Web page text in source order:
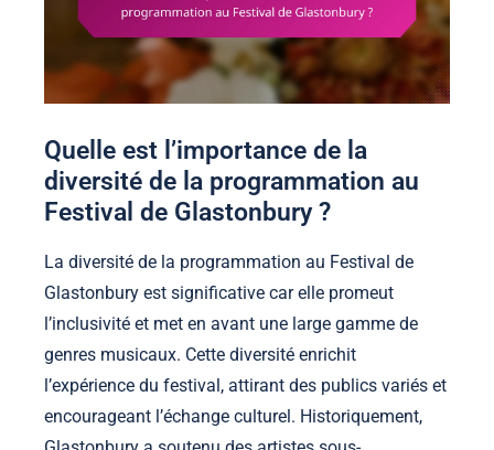
Quelle est l’importance de la
diversité de la programmation au
Festival de Glastonbury ?
La diversité de la programmation au Festival de
Glastonbury est significative car elle promeut
l’inclusivité et met en avant une large gamme de
genres musicaux. Cette diversité enrichit
l’expérience du festival, attirant des publics variés et
encourageant l’échange culturel. Historiquement,